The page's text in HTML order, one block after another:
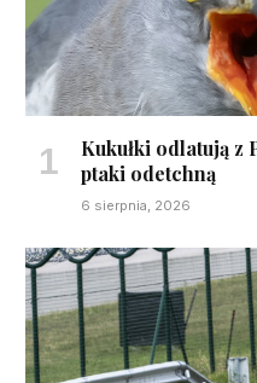
Kukułki odlatują z
ptaki odetchną
6 sierpnia, 2026